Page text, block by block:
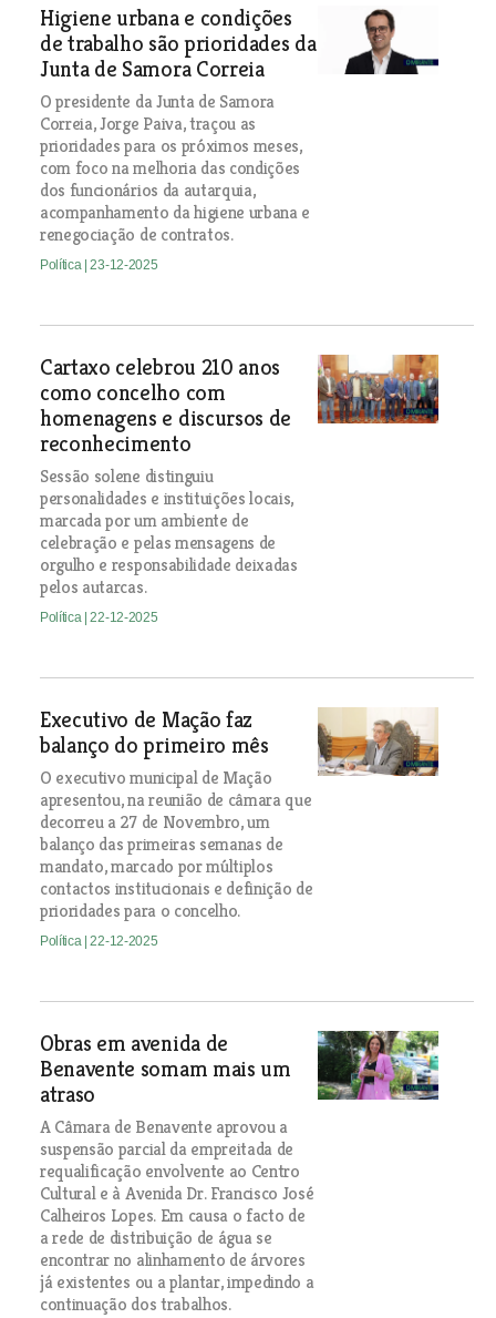
Higiene urbana e condições
de trabalho são prioridades da
Junta de Samora Correia
O presidente da Junta de Samora
Correia, Jorge Paiva, traçou as
prioridades para os próximos meses,
com foco na melhoria das condições
dos funcionários da autarquia,
acompanhamento da higiene urbana e
renegociação de contratos.
Política | 23-12-2025
Cartaxo celebrou 210 anos
como concelho com
homenagens e discursos de
reconhecimento
Sessão solene distinguiu
personalidades e instituições locais,
marcada por um ambiente de
celebração e pelas mensagens de
orgulho e responsabilidade deixadas
pelos autarcas.
Política | 22-12-2025
Executivo de Mação faz
balanço do primeiro mês
O executivo municipal de Mação
apresentou, na reunião de câmara que
decorreu a 27 de Novembro, um
balanço das primeiras semanas de
mandato, marcado por múltiplos
contactos institucionais e definição de
prioridades para o concelho.
Política | 22-12-2025
Obras em avenida de
Benavente somam mais um
atraso
A Câmara de Benavente aprovou a
suspensão parcial da empreitada de
requalificação envolvente ao Centro
Cultural e à Avenida Dr. Francisco José
Calheiros Lopes. Em causa o facto de
a rede de distribuição de água se
encontrar no alinhamento de árvores
já existentes ou a plantar, impedindo a
continuação dos trabalhos.